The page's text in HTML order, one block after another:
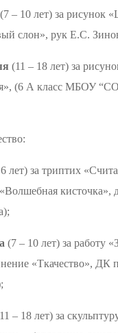
(7 – 10 лет) за рисунок
слон», рук Е.С.
(11 – 18 лет) за
(6 А класс МБОУ
лет) за триптих
кисточка»,
(7 – 10 лет) за работу
«Ткачество»,
– 18 лет) за